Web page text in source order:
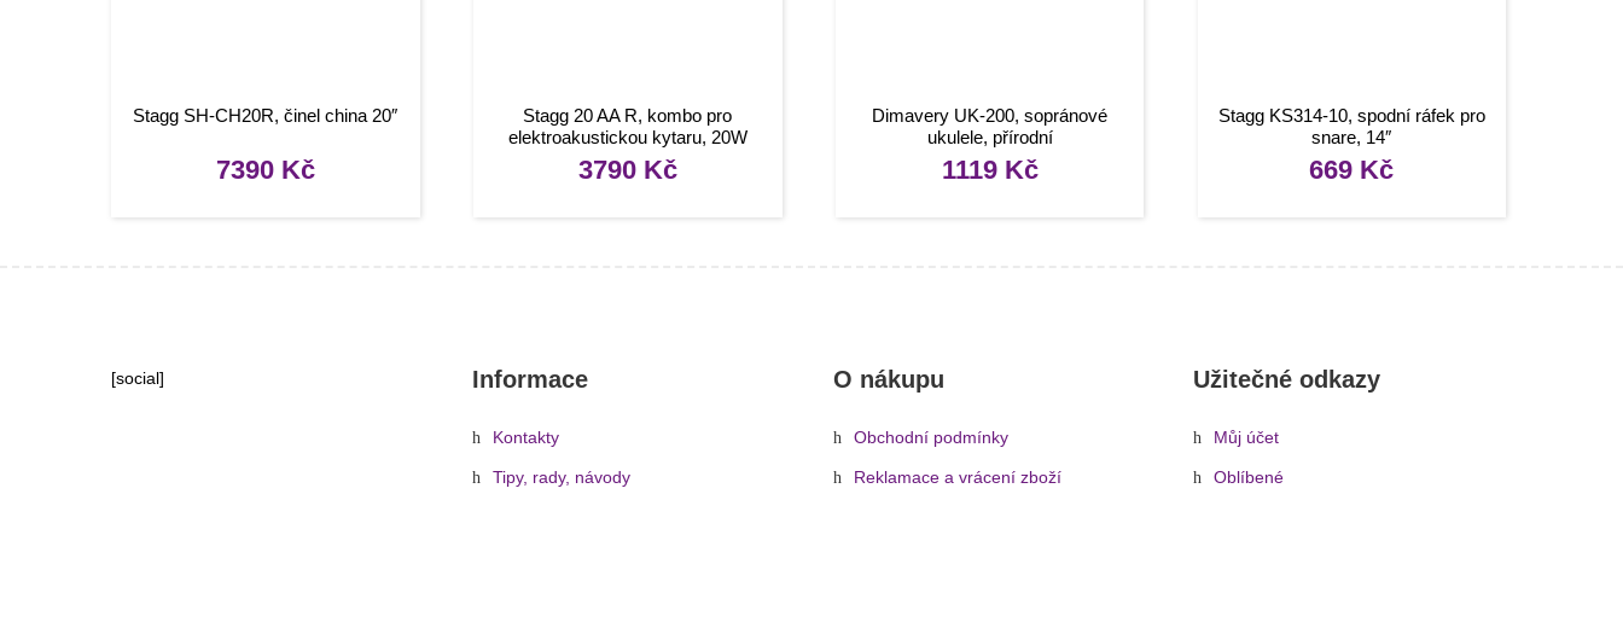
Stagg SH-CH20R, činel china 20″
7390 Kč
Stagg 20 AA R, kombo pro
elektroakustickou kytaru, 20W
3790 Kč
Dimavery UK-200, sopránové
ukulele, přírodní
1119 Kč
Stagg KS314-10, spodní ráfek pro
snare, 14″
669 Kč
[social] Informace
Kontakty
Tipy, rady, návody
O nákupu
Obchodní podmínky
Reklamace a vrácení zboží
Užitečné odkazy
Můj účet
Oblíbené